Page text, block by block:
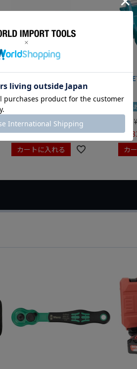
セット 8721-250 KNIPEX
定価 ¥9,350
¥6,545税込
カートに入れる
動画
¥
¥
カ